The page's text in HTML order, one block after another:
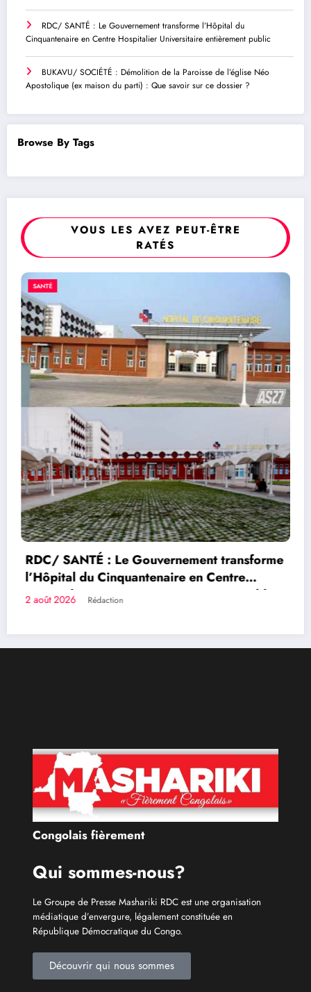
RDC/ SANTÉ : Le Gouvernement transforme l’Hôpital du
Cinquantenaire en Centre Hospitalier Universitaire entièrement public
BUKAVU/ SOCIÉTÉ : Démolition de la Paroisse de l’église Néo
Apostolique (ex maison du parti) : Que savoir sur ce dossier ?
Browse By Tags
VOUS LES AVEZ PEUT-ÊTRE
RATÉS
SANTÉ
RDC/ SANTÉ : Le Gouvernement transforme
l’Hôpital du Cinquantenaire en Centre
Hospitalier Universitaire entièrement public
2 août 2026 Rédaction
Congolais fièrement
Qui sommes-nous?
Le Groupe de Presse Mashariki RDC est une organisation
médiatique d’envergure, légalement constituée en
République Démocratique du Congo.
Découvrir qui nous sommes